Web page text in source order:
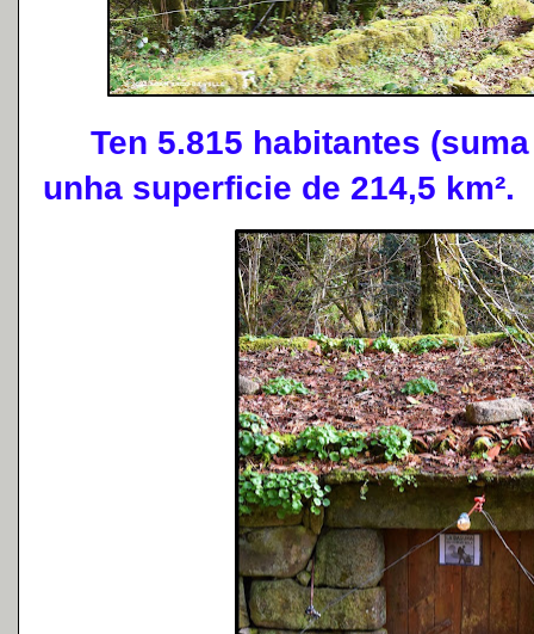
Ten 5.815 habitantes (suma
unha superficie de 214,5 km².